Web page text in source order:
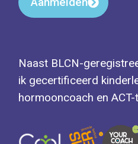
Naast BLCN-
ik gecertificeerd
hormooncoach en